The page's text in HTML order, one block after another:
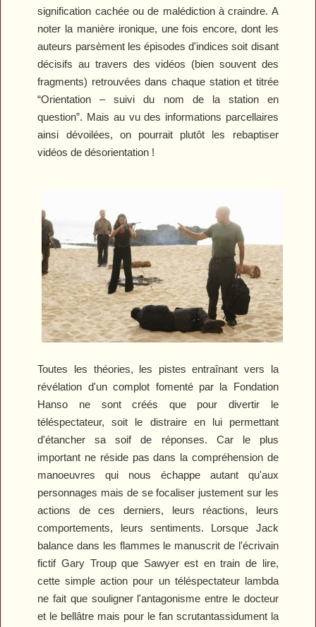
signification cachée ou de malédiction à craindre. A
noter la manière ironique, une fois encore, dont les
auteurs parsèment les épisodes d'indices soit disant
décisifs au travers des vidéos (bien souvent des
fragments) retrouvées dans chaque station et titrée
“Orientation – suivi du nom de la station en
question”. Mais au vu des informations parcellaires
ainsi dévoilées, on pourrait plutôt les rebaptiser
vidéos de désorientation !
Toutes les théories, les pistes entraînant vers la
révélation d'un complot fomenté par la Fondation
Hanso ne sont créés que pour divertir le
téléspectateur, soit le distraire en lui permettant
d'étancher sa soif de réponses. Car le plus
important ne réside pas dans la compréhension de
manoeuvres qui nous échappe autant qu'aux
personnages mais de se focaliser justement sur les
actions de ces derniers, leurs réactions, leurs
comportements, leurs sentiments. Lorsque Jack
balance dans les flammes le manuscrit de l'écrivain
fictif Gary Troup que Sawyer est en train de lire,
cette simple action pour un téléspectateur lambda
ne fait que souligner l'antagonisme entre le docteur
et le bellâtre mais pour le fan scrutantassidumentla